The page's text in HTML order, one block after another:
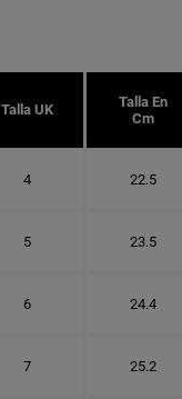
Talla UK
Talla En
Cm
4 22.5
5 23.5
6 24.4
7 25.2